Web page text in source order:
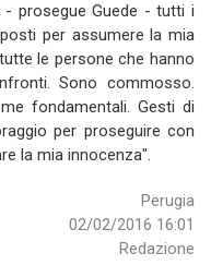
- prosegue Guede - tutti i
per assumere la mia
le persone che hanno
Sono commosso.
fondamentali. Gesti di
per proseguire con
la mia innocenza".
Perugia
02/02/2016 16:01
Redazione